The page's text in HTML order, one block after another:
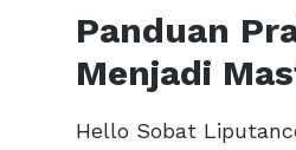
Panduan
Menjadi
Hello Sobat